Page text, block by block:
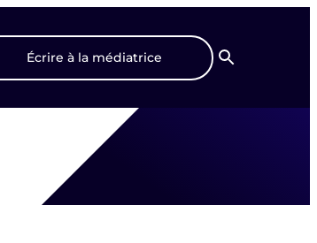
Écrire à la médiatrice
Recherche